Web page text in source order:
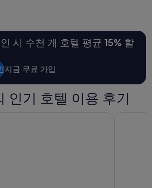
시 수천 개 호텔 평균 15% 할
지금 무료 가입
인기 호텔 이용 후기